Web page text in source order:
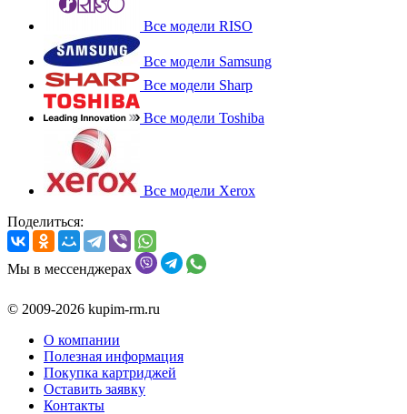
Все модели RISO
Все модели Samsung
Все модели Sharp
Все модели Toshiba
Все модели Xerox
Поделиться:
Мы в мессенджерах
© 2009-2026 kupim-rm.ru
О компании
Полезная информация
Покупка картриджей
Оставить заявку
Контакты